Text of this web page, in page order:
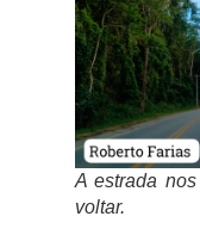
A estrada
voltar.